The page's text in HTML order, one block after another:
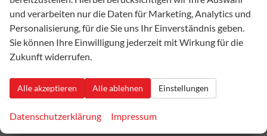
Beleuchtete CUPRA Einstiegsleisten
vorhanden
Climatronic 3-Zonen-Klimaautomatik
vorhanden
CUPRA Multifunktionslenkrad beheizbar mit Satellitentasten
Dachhimmel in Schwarz
vorhanden
Fahrprofilauswahl (Driver Profile Selection)
Gepäckraum mit doppeltem Ladeboden
und verarbeiten nur die Daten für Marketing, Analytics und
Personalisierung, für die Sie uns Ihr Einverständnis geben.
Sie können Ihre Einwilligung jederzeit mit Wirkung für die
Zukunft widerrufen.
Alle akzeptieren Alle ablehnen Einstellungen
Datenschutzerklärung Impressum